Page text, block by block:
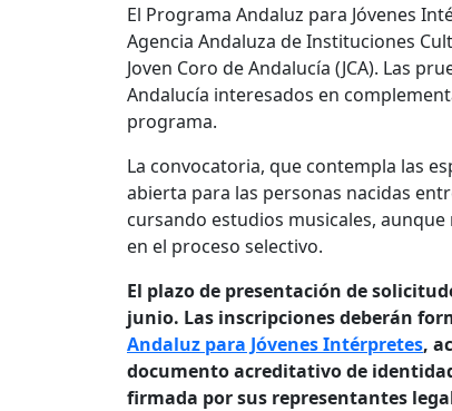
El Programa Andaluz para Jóvenes
Agencia Andaluza de Instituciones
Joven Coro de Andalucía (JCA). Las
Andalucía interesados en
programa.
La convocatoria, que contempla las
abierta para las personas nacidas
cursando estudios musicales,
en el proceso selectivo.
El plazo de presentación de
junio. Las inscripciones deberán
Andaluz para Jóvenes Intérpretes,
documento acreditativo de
firmada por sus representantes